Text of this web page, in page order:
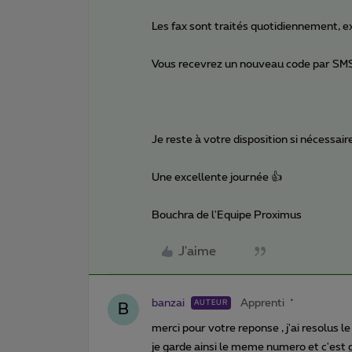
Les fax sont traités quotidiennement,
Vous recevrez un nouveau code par
Je reste à votre disposition si
Une excellente journée 👍
Bouchra de l'Equipe Proximus
J'aime
B banzai AUTEUR Apprenti
merci pour votre reponse , j'ai resolus
je garde ainsi le meme numero et c'est